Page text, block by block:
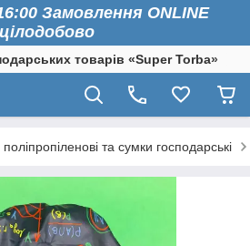
Замовлення ONLINE
цілодобово
товарів «Super Torba»
та сумки господарські